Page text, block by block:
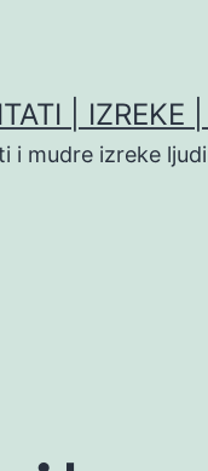
| IZREKE
i mudre izreke